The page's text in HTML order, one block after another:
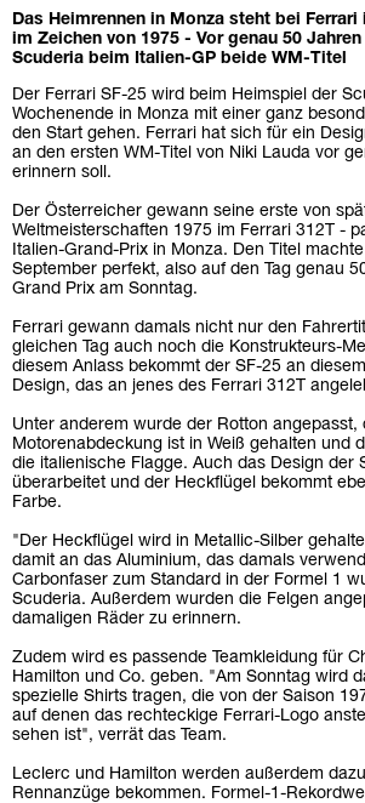
Das Heimrennen in Monza steht bei
im Zeichen von 1975 - Vor genau 50
Scuderia beim Italien-GP beide WM-Titel
Der Ferrari SF-25 wird beim Heimspiel der
Wochenende in Monza mit einer ganz
den Start gehen. Ferrari hat sich für ein
an den ersten WM-Titel von Niki Lauda vor
erinnern soll.
Der Österreicher gewann seine erste von
Weltmeisterschaften 1975 im Ferrari 312T -
Italien-Grand-Prix in Monza. Den Titel
September perfekt, also auf den Tag genau
Grand Prix am Sonntag.
Ferrari gewann damals nicht nur den
gleichen Tag auch noch die Konstrukteurs-
diesem Anlass bekommt der SF-25 an
Design, das an jenes des Ferrari 312T
Unter anderem wurde der Rotton angepasst,
Motorenabdeckung ist in Weiß gehalten und
die italienische Flagge. Auch das Design der
überarbeitet und der Heckflügel bekommt
Farbe.
"Der Heckflügel wird in Metallic-Silber
damit an das Aluminium, das damals
Carbonfaser zum Standard in der Formel 1
Scuderia. Außerdem wurden die Felgen
damaligen Räder zu erinnern.
Zudem wird es passende Teamkleidung für
Hamilton und Co. geben. "Am Sonntag wird
spezielle Shirts tragen, die von der Saison
auf denen das rechteckige Ferrari-Logo
sehen ist", verrät das Team.
Leclerc und Hamilton werden außerdem
Rennanzüge bekommen. Formel-1-